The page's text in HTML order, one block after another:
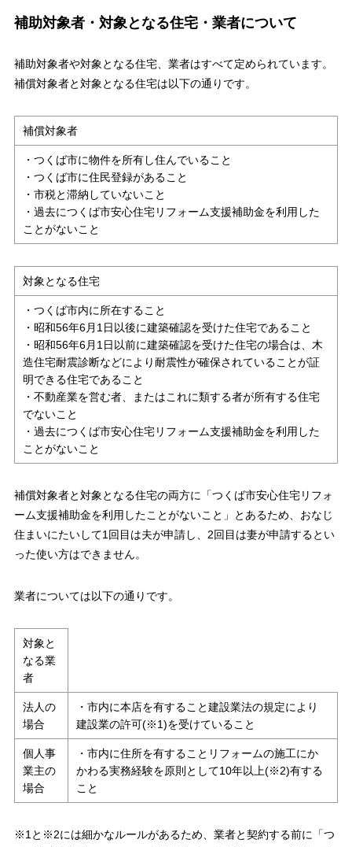
補助対象者・対象となる住宅・業者について
補助対象者や対象となる住宅、業者はすべて定められています。
補償対象者と対象となる住宅は以下の通りです。
補償対象者
・つくば市に物件を所有し住んでいること
・つくば市に住民登録があること
・市税と滞納していないこと
・過去につくば市安心住宅リフォーム支援補助金を利用した
ことがないこと
対象となる住宅
・つくば市内に所在すること
・昭和56年6月1日以後に建築確認を受けた住宅であること
・昭和56年6月1日以前に建築確認を受けた住宅の場合は、木
造住宅耐震診断などにより耐震性が確保されていることが証
明できる住宅であること
・不動産業を営む者、またはこれに類する者が所有する住宅
でないこと
・過去につくば市安心住宅リフォーム支援補助金を利用した
ことがないこと
補償対象者と対象となる住宅の両方に「つくば市安心住宅リフォ
ーム支援補助金を利用したことがないこと」とあるため、おなじ
住まいにたいして1回目は夫が申請し、2回目は妻が申請するとい
った使い方はできません。
業者については以下の通りです。
対象と
なる業
者
法人の
場合
・市内に本店を有すること建設業法の規定により
建設業の許可(※1)を受けていること
個人事
業主の
場合
・市内に住所を有することリフォームの施工にか
かわる実務経験を原則として10年以上(※2)有する
こと
※1と※2には細かなルールがあるため、業者と契約する前に「つ